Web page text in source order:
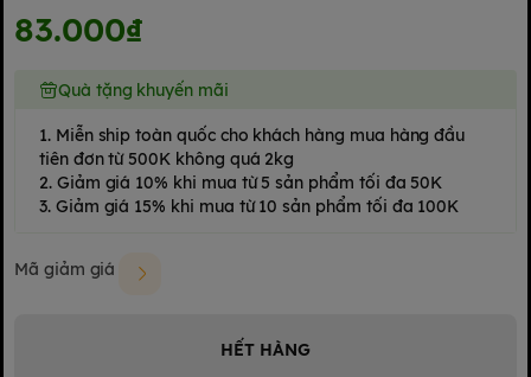
83.000₫
Quà tặng khuyến mãi
1. Miễn ship toàn quốc cho khách hàng mua hàng đầu
tiên đơn từ 500K không quá 2kg
2. Giảm giá 10% khi mua từ 5 sản phẩm tối đa 50K
3. Giảm giá 15% khi mua từ 10 sản phẩm tối đa 100K
Mã giảm giá
HẾT HÀNG